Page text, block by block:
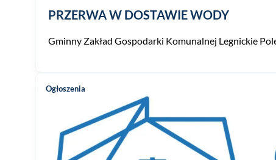
PRZERWA W DOSTAWIE WODY
Gminny Zakład Gospodarki Komunalnej Legnickie
Ogłoszenia